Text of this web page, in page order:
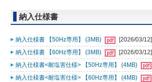
納入仕様書
納入仕様書 【50Hz専用】 (3MB)
[2026/03/12]
納入仕様書 【60Hz専用】 (3MB)
[2026/03/12]
納入仕様書<耐塩害仕様> 【50Hz専用】 (4MB)
納入仕様書<耐塩害仕様> 【60Hz専用】 (4MB)